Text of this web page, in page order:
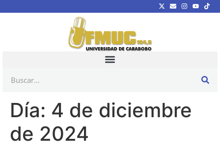
Día: 4 de diciembre
de 2024